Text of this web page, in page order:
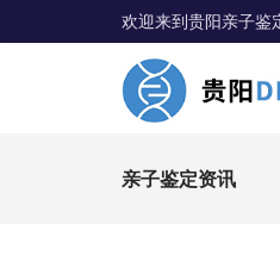
欢迎来到贵阳亲子鉴
亲子鉴定资讯